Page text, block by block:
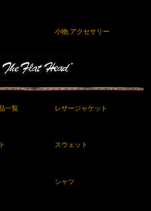
小物,アクセサリー
一覧 レザージャケット
スウェット
シャツ